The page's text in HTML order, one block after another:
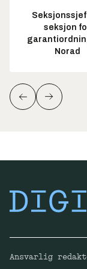
Seksjonssjef
seksjon
Norad
Ansvarlig